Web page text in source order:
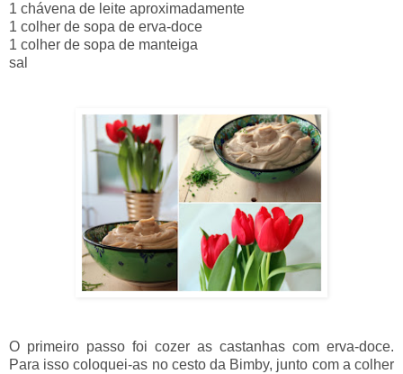
1 chávena de leite aproximadamente
1 colher de sopa de erva-doce
1 colher de sopa de manteiga
sal
O primeiro passo foi cozer as castanhas com erva-doce.
Para isso coloquei-as no cesto da Bimby, junto com a colher